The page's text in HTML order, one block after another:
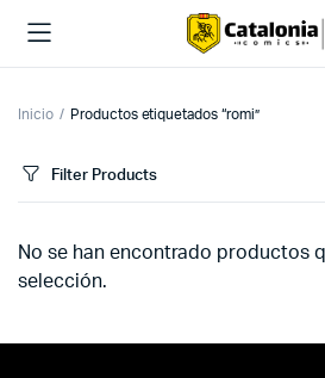
Inicio Productos etiquetados “romi”
Filter Products
No se han encontrado productos
selección.